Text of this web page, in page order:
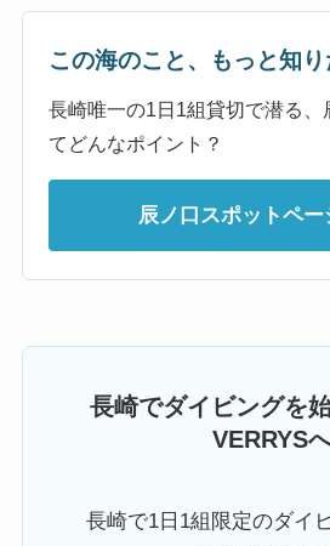
この海のこと、もっと知
長崎唯一の1日1組貸切で潜る、
てどんなポイント？
辰ノ口スポットペー
長崎でダイビングを
VERRYS
長崎で1日1組限定のダイ